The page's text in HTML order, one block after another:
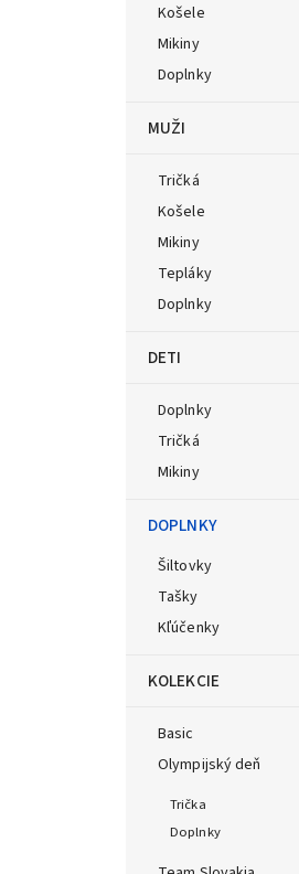
Košele
Mikiny
Doplnky
MUŽI
Tričká
Košele
Mikiny
Tepláky
Doplnky
DETI
Doplnky
Tričká
Mikiny
DOPLNKY
Šiltovky
Tašky
Kľúčenky
KOLEKCIE
Basic
Olympijský deň
Trička
Doplnky